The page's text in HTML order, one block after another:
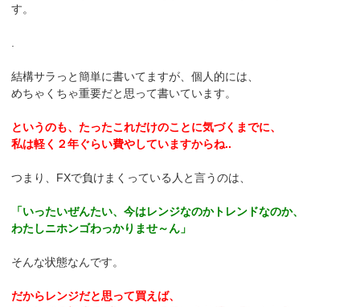
す。
結構サラっと簡単に書いてますが、個人的には、
めちゃくちゃ重要だと思って書いています。
というのも、たったこれだけのことに気づくまでに、
私は軽く２年ぐらい費やしていますからね..
つまり、FXで負けまくっている人と言うのは、
「いったいぜんたい、今はレンジなのかトレンドなのか、
わたしニホンゴわっかりませ～ん」
そんな状態なんです。
だからレンジだと思って買えば、